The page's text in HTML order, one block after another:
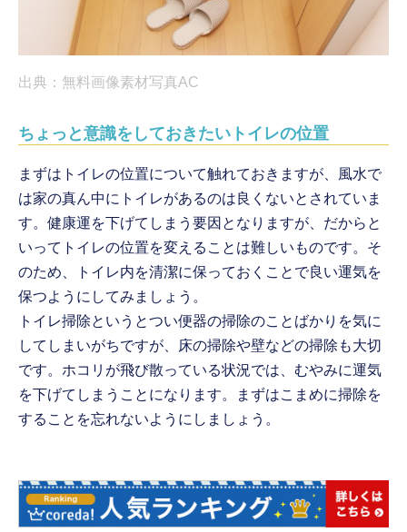
出典：無料画像素材写真AC
ちょっと意識をしておきたいトイレの位置
まずはトイレの位置について触れておきますが、風水で
は家の真ん中にトイレがあるのは良くないとされていま
す。健康運を下げてしまう要因となりますが、だからと
いってトイレの位置を変えることは難しいものです。そ
のため、トイレ内を清潔に保っておくことで良い運気を
保つようにしてみましょう。
トイレ掃除というとつい便器の掃除のことばかりを気に
してしまいがちですが、床の掃除や壁などの掃除も大切
です。ホコリが飛び散っている状況では、むやみに運気
を下げてしまうことになります。まずはこまめに掃除を
することを忘れないようにしましょう。